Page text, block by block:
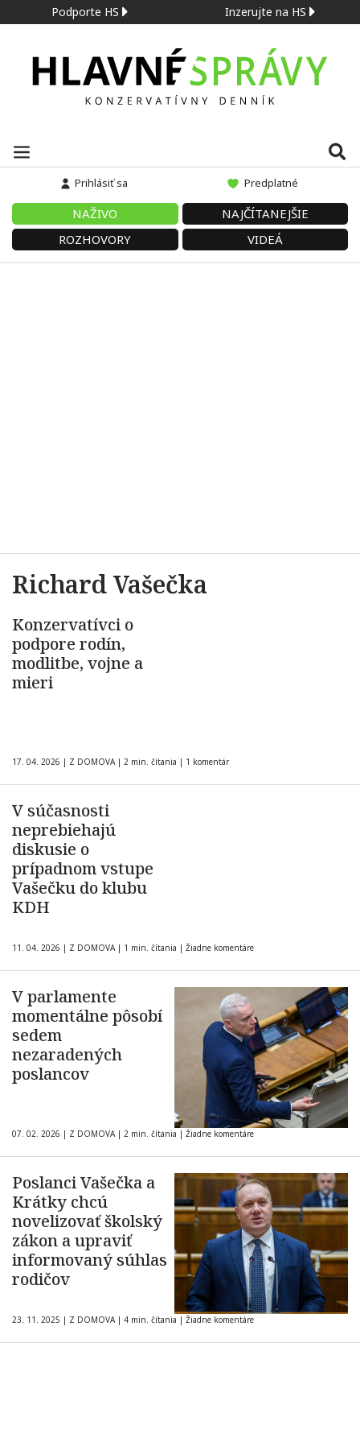
Podporte HS Inzerujte na HS
Prihlásiť sa Predplatné
NAŽIVO
NAJČÍTANEJŠIE
ROZHOVORY
VIDEÁ
Richard Vašečka
Konzervatívci o
podpore rodín,
modlitbe, vojne a
mieri
17. 04. 2026 | Z DOMOVA | 2 min. čítania | 1 komentár
V súčasnosti
neprebiehajú
diskusie o
prípadnom vstupe
Vašečku do klubu
KDH
11. 04. 2026 | Z DOMOVA | 1 min. čítania | Žiadne komentáre
V parlamente
momentálne pôsobí
sedem
nezaradených
poslancov
07. 02. 2026 | Z DOMOVA | 2 min. čítania | Žiadne komentáre
Poslanci Vašečka a
Krátky chcú
novelizovať školský
zákon a upraviť
informovaný súhlas
rodičov
23. 11. 2025 | Z DOMOVA | 4 min. čítania | Žiadne komentáre